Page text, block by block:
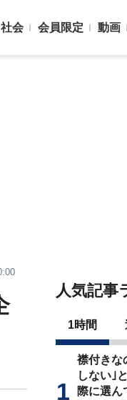
社会 会員限定 動画
人気記事
1時間
襟付きな
しない｣
際に選ん